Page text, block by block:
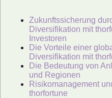
Zukunftssicherung
Diversifikation mit
Investoren
Die Vorteile einer
Diversifikation mit
Die Bedeutung von
und Regionen
Risikomanagement
thorfortune